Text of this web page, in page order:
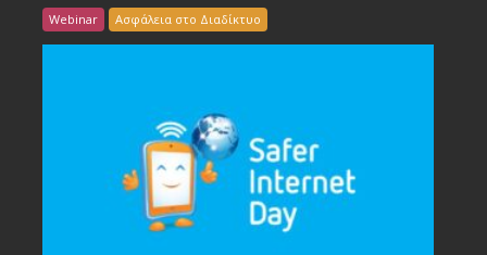
Webinar Ασφάλεια στο Διαδίκτυο